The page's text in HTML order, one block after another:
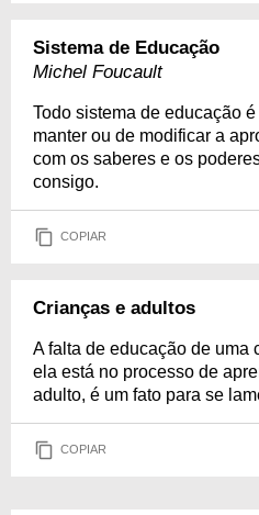
Sistema de Educação
Michel Foucault
Todo sistema de educação
manter ou de modificar a
com os saberes e os
consigo.
COPIAR
Crianças e adultos
A falta de educação de uma
ela está no processo de
adulto, é um fato para se
COPIAR